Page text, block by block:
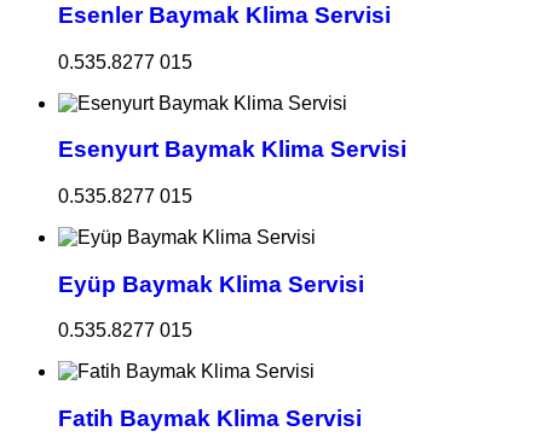
Esenler Baymak Klima Servisi
0.535.8277 015
Esenyurt Baymak Klima Servisi
0.535.8277 015
Eyüp Baymak Klima Servisi
0.535.8277 015
Fatih Baymak Klima Servisi